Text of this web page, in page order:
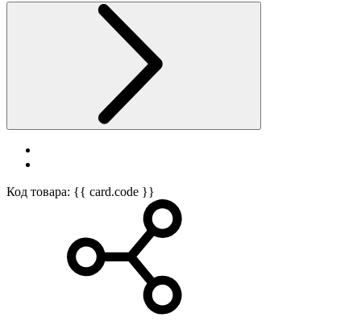
Код товара: {{ card.code }}